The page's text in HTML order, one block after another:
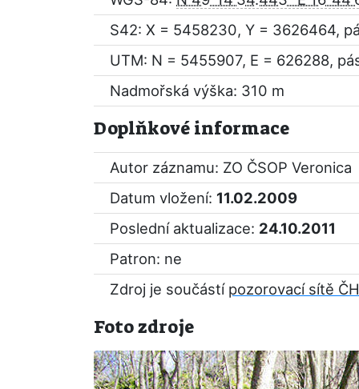
S42: X = 5458230, Y = 3626464,
UTM: N = 5455907, E = 626288,
Nadmořská výška: 310 m
Doplňkové informace
Autor záznamu: ZO ČSOP Veronica
Datum vložení: 11.02.2009
Poslední aktualizace: 24.10.2011
Patron: ne
Zdroj je součástí pozorovací sítě
Foto zdroje